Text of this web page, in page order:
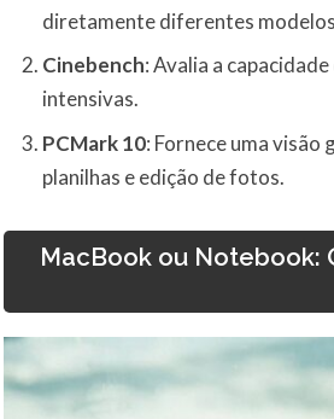
diretamente diferentes
Cinebench: Avalia a
intensivas.
PCMark 10: Fornece uma visão
planilhas e edição de fotos.
MacBook ou Notebook: